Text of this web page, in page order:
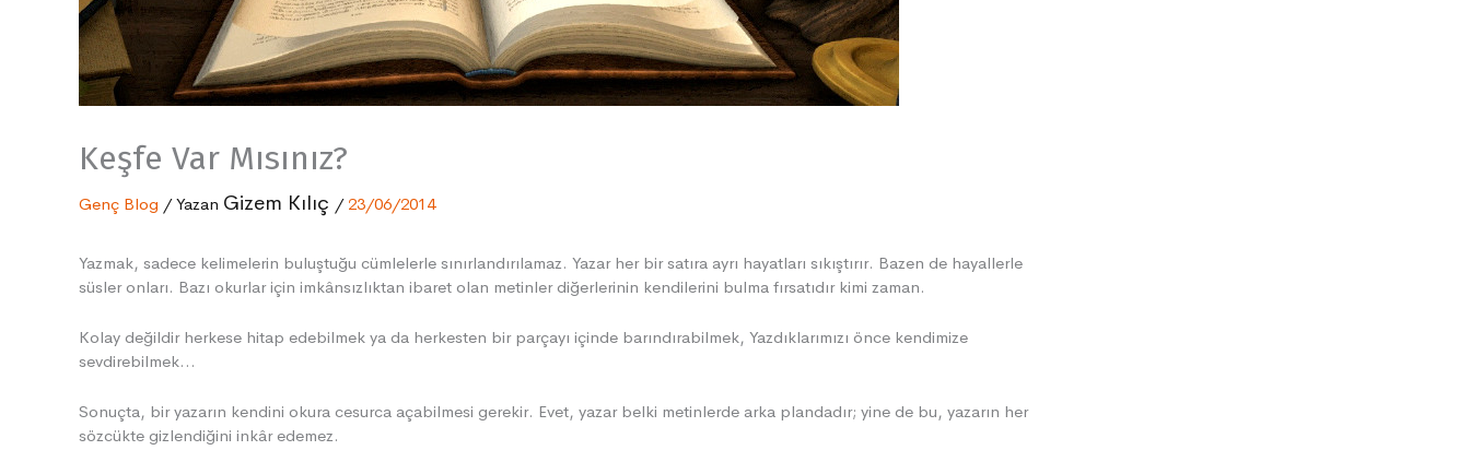
Keşfe Var Mısınız?
Genç Blog / Yazan Gizem Kılıç / 23/06/2014
Yazmak, sadece kelimelerin buluştuğu cümlelerle sınırlandırılamaz. Yazar her bir satıra ayrı hayatları sıkıştırır. Bazen de hayallerle
süsler onları. Bazı okurlar için imkânsızlıktan ibaret olan metinler diğerlerinin kendilerini bulma fırsatıdır kimi zaman.
Kolay değildir herkese hitap edebilmek ya da herkesten bir parçayı içinde barındırabilmek, Yazdıklarımızı önce kendimize
sevdirebilmek…
Sonuçta, bir yazarın kendini okura cesurca açabilmesi gerekir. Evet, yazar belki metinlerde arka plandadır; yine de bu, yazarın her
sözcükte gizlendiğini inkâr edemez.